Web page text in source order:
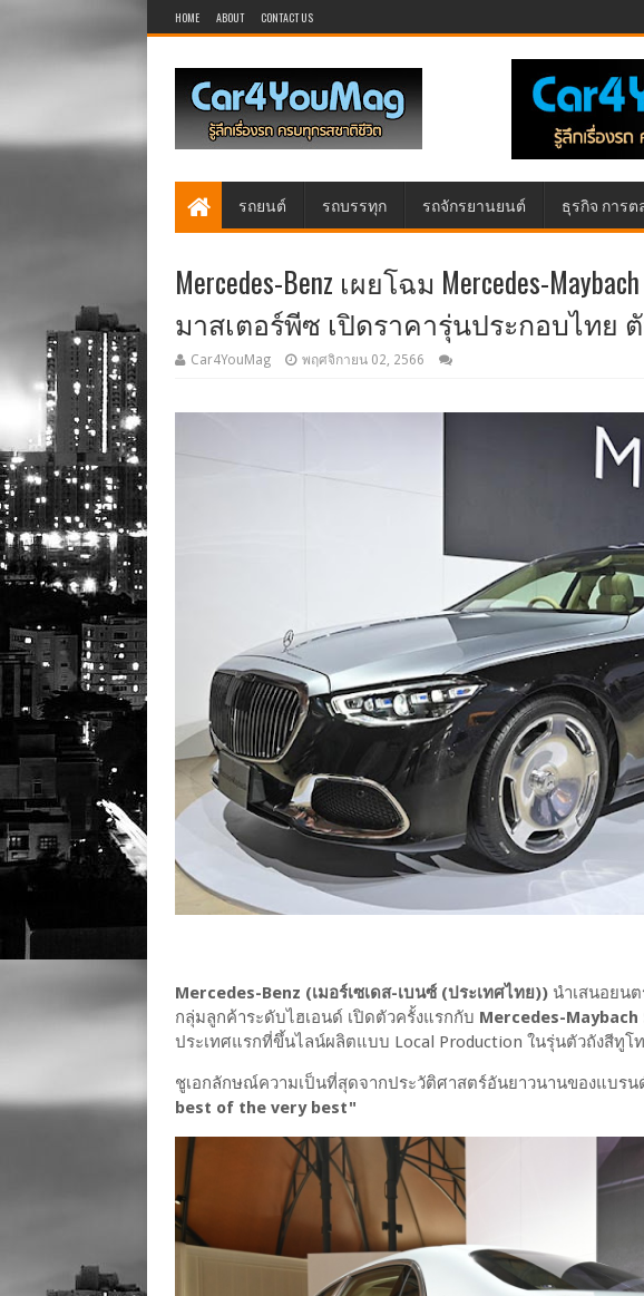
HOME ABOUT CONTACT US
รถยนต์ รถบรรทุก รถจักรยานยนต์ ธุรกิจ การต
Mercedes-Benz เผยโฉม Mercedes-
มาสเตอร์พีซ เปิดราคารุ่นประกอบไทย
Car4YouMag พฤศจิกายน 02, 2566
Mercedes-Benz (เมอร์เซเดส-เบนซ์ (ประเทศไทย)) นำเสนอยน
กลุ่มลูกค้าระดับไฮเอนด์ เปิดตัวครั้งแรกกับ Mercedes-Maybach
ประเทศแรกที่ขึ้นไลน์ผลิตแบบ Local Production ในรุ่นตัวถังสีทูโ
ชูเอกลักษณ์ความเป็นที่สุดจากประวัติศาสตร์อันยาวนานของแบรน
best of the very best"